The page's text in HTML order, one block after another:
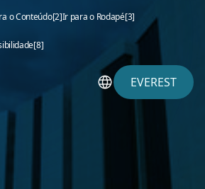
o Conteúdo[2]Ir para o Rodapé[3]
[8]
EVEREST